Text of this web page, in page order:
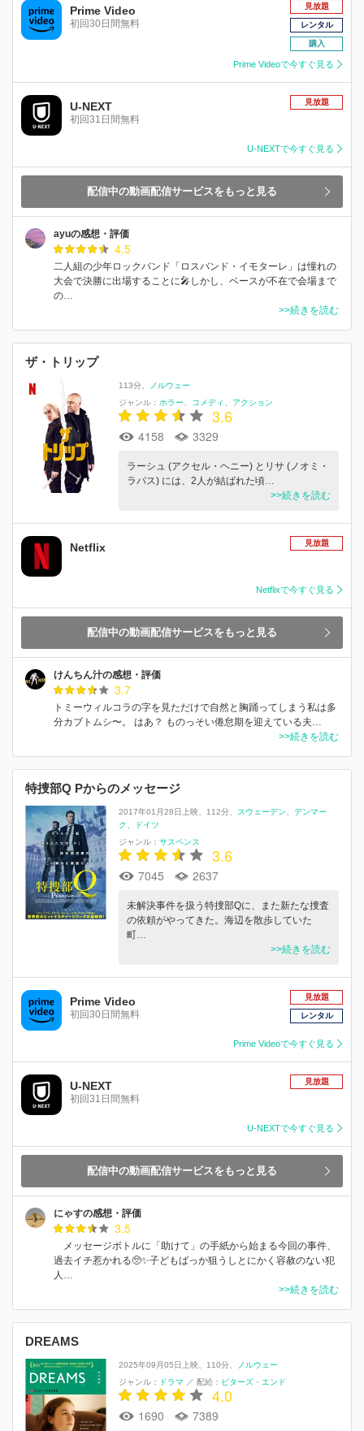
Prime Video
初回30日間無料
見放題
レンタル
購入
Prime Videoで今すぐ見る
U-NEXT
初回31日間無料
見放題
U-NEXTで今すぐ見る
配信中の動画配信サービスをもっと見る
ayuの感想・評価
4.5
二人組の少年ロックバンド「ロスバンド・イモターレ」は憧れの
大会で決勝に出場することに🎤しかし、ベースが不在で会場まで
の…
>>続きを読む
ザ・トリップ
113分
ノルウェー
ジャンル： ホラー コメディ アクション
3.6
4158 3329
ラーシュ (アクセル・ヘニー) とリサ (ノオミ・
ラパス) には、2人が結ばれた頃…
>>続きを読む
Netflix 見放題
Netflixで今すぐ見る
配信中の動画配信サービスをもっと見る
けんちん汁の感想・評価
3.7
トミーウィルコラの字を見ただけで自然と胸踊ってしまう私は多
分カブトムシ〜。 はあ？ ものっそい倦怠期を迎えている夫…
>>続きを読む
特捜部Q Pからのメッセージ
2017年01月28日上映 112分 スウェーデン
デンマー
ク
ドイツ
ジャンル： サスペンス
3.6
7045 2637
未解決事件を扱う特捜部Qに、また新たな捜査
の依頼がやってきた。海辺を散歩していた
町…
>>続きを読む
Prime Video
初回30日間無料
見放題
レンタル
Prime Videoで今すぐ見る
U-NEXT
初回31日間無料
見放題
U-NEXTで今すぐ見る
配信中の動画配信サービスをもっと見る
にゃすの感想・評価
3.5
メッセージボトルに「助けて」の手紙から始まる今回の事件、
過去イチ惹かれる🥺✨子どもばっか狙うしとにかく容赦のない犯
人…
>>続きを読む
DREAMS
2025年09月05日上映 110分
ノルウェー
ジャンル：
ドラマ ／ 配給： ビターズ・エンド
4.0
1690 7389